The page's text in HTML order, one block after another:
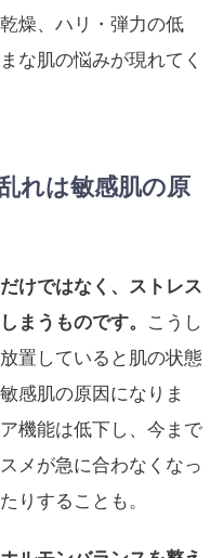
燥、ハリ・弾力の低
な肌の悩みが現れてく
れは敏感肌の原
けではなく、ストレス
まうものです。
こうし
置していると肌の状態
感肌の原因になりま
機能は低下し、今まで
メが急に合わなくなっ
りすることも。